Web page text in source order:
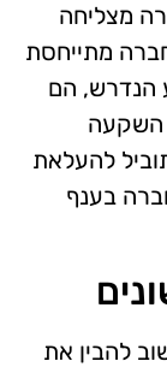
מצליחה
מתייחסת
הנדרש, הם
השקעה
להעלאת
בענף
להבין את